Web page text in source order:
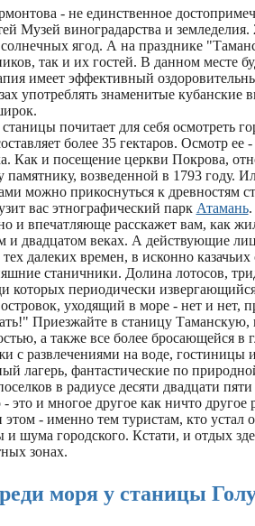
- не единственное
Музей виноградарства и земледелия.
ягод. А на празднике
так и их гостей. В данном месте
имеет эффективный
употреблять знаменитые кубанские
почитает для себя осмотреть
более 35 гектаров. Осмотр
Как и посещение церкви Покрова,
памятнику, возведенной в 1793 году.
можно прикоснуться к древностям
вас этнографический парк Атамань.
и впечатляюще расскажет вам, как
и двадцатом веках. А действующие
далеких времен, в исконно
станичники. Долина лотосов,
которых периодически
уходящий в море - нет и нет,
Приезжайте в станицу Таманскую,
а также все более бросающейся в
с развлечениями на воде, гостиницы
лагерь, фантастические по
в радиусе десяти двадцати
- это и многое другое как ничто
- именно тем туристам, кто устал
и шума городского. Кстати, и отдых
зонах.
моря у станицы